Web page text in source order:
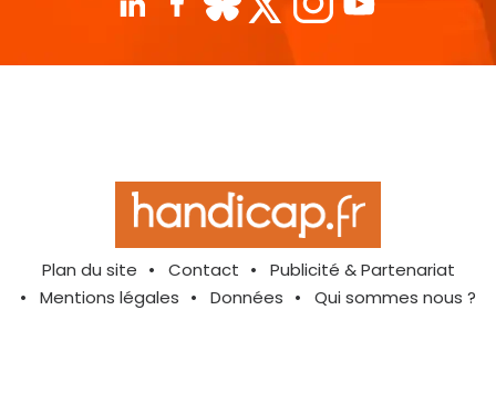
Plan du site Contact
Publicité & Partenariat
Mentions légales
Données Qui sommes nous ?